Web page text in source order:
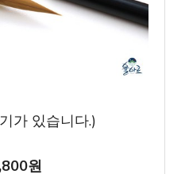
가 있습니다.)
원